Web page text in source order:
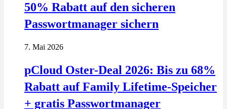
50% Rabatt auf den sicheren
Passwortmanager sichern
7. Mai 2026
pCloud Oster-Deal 2026: Bis zu 68%
Rabatt auf Family Lifetime-Speicher
+ gratis Passwortmanager